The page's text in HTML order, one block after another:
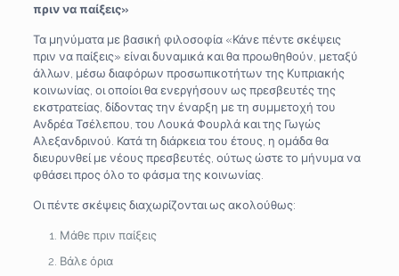
πριν να παίξεις»
Τα μηνύματα με βασική φιλοσοφία «Κάνε πέντε σκέψεις
πριν να παίξεις» είναι δυναμικά και θα προωθηθούν, μεταξύ
άλλων, μέσω διαφόρων προσωπικοτήτων της Κυπριακής
κοινωνίας, οι οποίοι θα ενεργήσουν ως πρεσβευτές της
εκστρατείας, δίδοντας την έναρξη με τη συμμετοχή του
Ανδρέα Τσέλεπου, του Λουκά Φουρλά και της Γωγώς
Αλεξανδρινού. Κατά τη διάρκεια του έτους, η ομάδα θα
διευρυνθεί με νέους πρεσβευτές, ούτως ώστε το μήνυμα να
φθάσει προς όλο το φάσμα της κοινωνίας.
Οι πέντε σκέψεις διαχωρίζονται ως ακολούθως:
Μάθε πριν παίξεις
Βάλε όρια